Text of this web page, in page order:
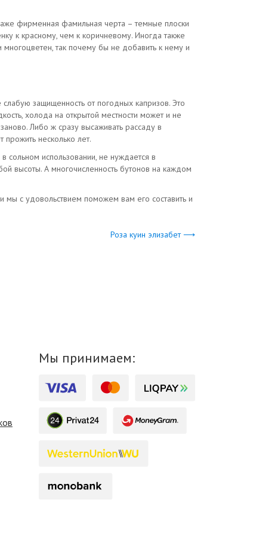
фирменная фамильная черта – темные плоски
к красному, чем к коричневому. Иногда также
многоцветен, так почему бы не добавить к нему и
защищенность от погодных капризов. Это
холода на открытой местности может и не
Либо ж сразу высаживать рассаду в
несколько лет.
сольном использовании, не нуждается в
высоты. А многочисленность бутонов на каждом
с удовольствием поможем вам его составить и
Роза куин элизабет ⟶
Мы принимаем: